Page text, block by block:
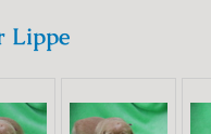
Lippe